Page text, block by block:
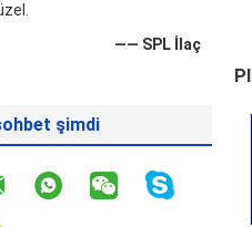
—— SPL İlaç
şimdi